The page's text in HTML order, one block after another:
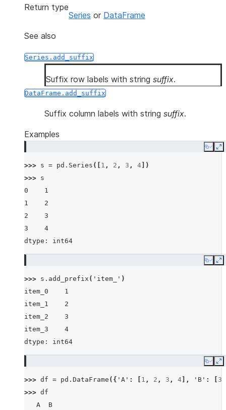
Return type
Series or DataFrame
See also
Series.add_suffix
Suffix row labels with string suffix.
DataFrame.add_suffix
Suffix column labels with string suffix.
Examples
Copy
>>> s = pd . Series ([ 1 , 2 , 3 , 4 ])
>>> s
0    1
1    2
2    3
3    4
dtype: int64
Copy
>>> s . add_prefix ( 'item_' )
item_0    1
item_1    2
item_2    3
item_3    4
dtype: int64
Copy
>>> df = pd . DataFrame ({ 'A' : 1 , 2 , 3 , 4 ], 'B' : 3
>>> df
   A  B